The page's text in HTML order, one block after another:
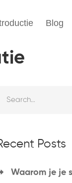
Blog
Posts
Waarom je je